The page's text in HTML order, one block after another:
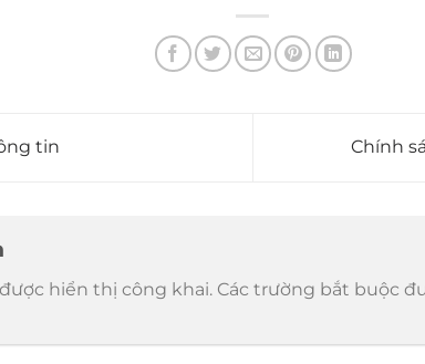
tin Chính
hiển thị công khai. Các trường bắt buộc